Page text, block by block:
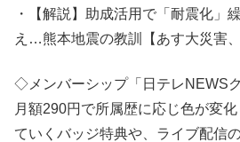
・【解説】助成活用で「耐震化」
え…熊本地震の教訓【あす大災害
◇メンバーシップ「日テレNEWS
月額290円で所属歴に応じ色が変
ていくバッジ特典や、ライブ配信